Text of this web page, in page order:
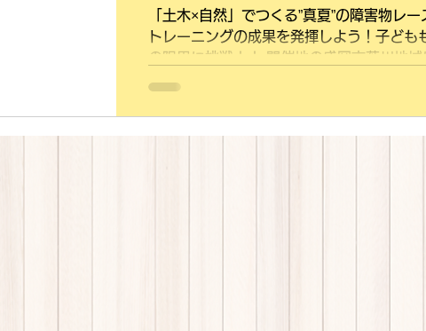
by beLEGEND
「土木×自然」でつくる”真夏”の障害物レ
トレーニングの成果を発揮しよう！子ども
の限界に挑戦！！ 開催地の盛岡市薮川地